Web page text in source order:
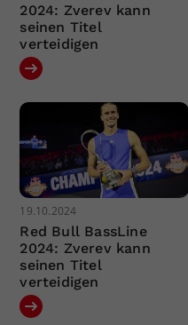
2024: Zverev kann
seinen Titel
verteidigen
19.10.2024
Red Bull BassLine
2024: Zverev kann
seinen Titel
verteidigen